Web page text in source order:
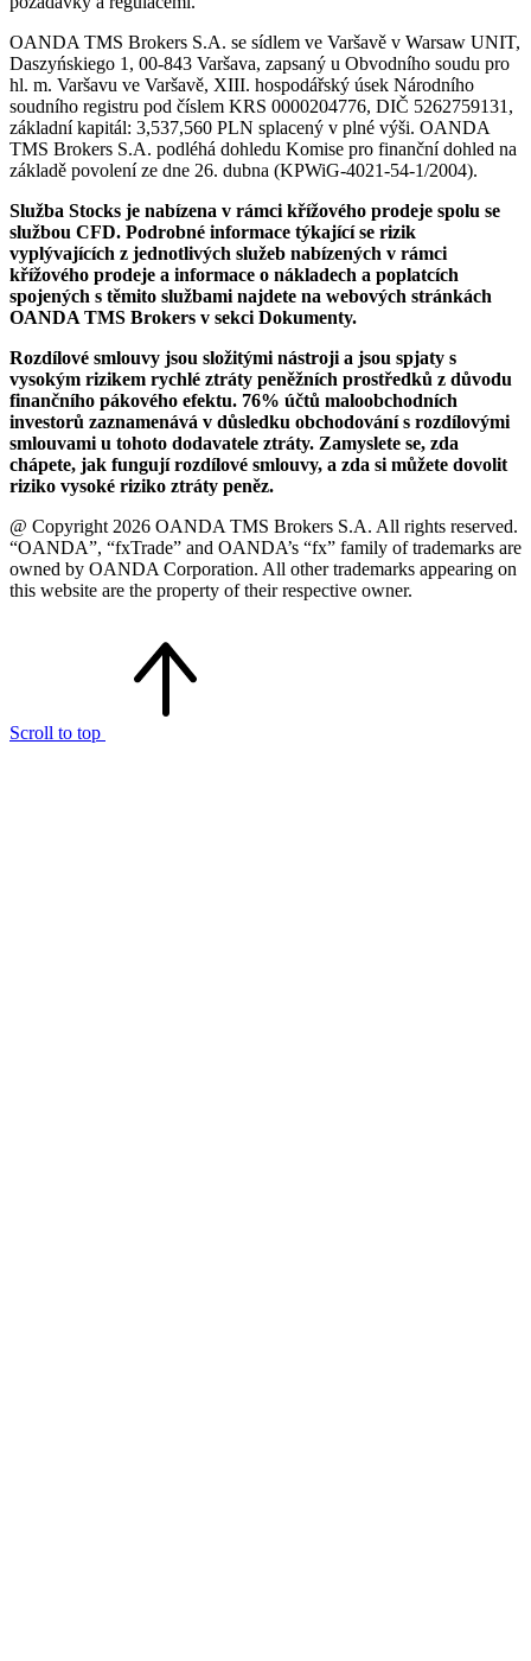
OANDA TMS Brokers S.A. se sídlem ve Varšavě v Warsaw UNIT,
Daszyńskiego 1, 00-843 Varšava, zapsaný u Obvodního soudu pro
hl. m. Varšavu ve Varšavě, XIII. hospodářský úsek Národního
soudního registru pod číslem KRS 0000204776, DIČ 5262759131,
základní kapitál: 3,537,560 PLN splacený v plné výši. OANDA
TMS Brokers S.A. podléhá dohledu Komise pro finanční dohled na
základě povolení ze dne 26. dubna (KPWiG-4021-54-1/2004).
Služba Stocks je nabízena v rámci křížového prodeje spolu se
službou CFD. Podrobné informace týkající se rizik
vyplývajících z jednotlivých služeb nabízených v rámci
křížového prodeje a informace o nákladech a poplatcích
spojených s těmito službami najdete na webových stránkách
OANDA TMS Brokers v sekci Dokumenty.
Rozdílové smlouvy jsou složitými nástroji a jsou spjaty s
vysokým rizikem rychlé ztráty peněžních prostředků z důvodu
finančního pákového efektu. 76% účtů maloobchodních
investorů zaznamenává v důsledku obchodování s rozdílovými
smlouvami u tohoto dodavatele ztráty. Zamyslete se, zda
chápete, jak fungují rozdílové smlouvy, a zda si můžete dovolit
riziko vysoké riziko ztráty peněz.
@ Copyright 2026 OANDA TMS Brokers S.A. All rights reserved.
“OANDA”, “fxTrade” and OANDA’s “fx” family of trademarks are
owned by OANDA Corporation. All other trademarks appearing on
this website are the property of their respective owner.
Scroll to top